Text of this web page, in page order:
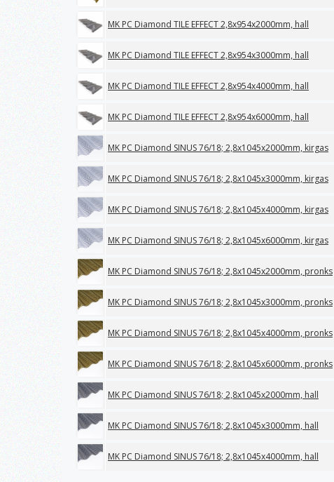
MK PC Diamond TILE EFFECT 2,8x954x2000mm, hall
MK PC Diamond TILE EFFECT 2,8x954x3000mm, hall
MK PC Diamond TILE EFFECT 2,8x954x4000mm, hall
MK PC Diamond TILE EFFECT 2,8x954x6000mm, hall
MK PC Diamond SINUS 76/18; 2,8x1045x2000mm, kirgas
MK PC Diamond SINUS 76/18; 2,8x1045x3000mm, kirgas
MK PC Diamond SINUS 76/18; 2,8x1045x4000mm, kirgas
MK PC Diamond SINUS 76/18; 2,8x1045x6000mm, kirgas
MK PC Diamond SINUS 76/18; 2,8x1045x2000mm, pronks
MK PC Diamond SINUS 76/18; 2,8x1045x3000mm, pronks
MK PC Diamond SINUS 76/18; 2,8x1045x4000mm, pronks
MK PC Diamond SINUS 76/18; 2,8x1045x6000mm, pronks
MK PC Diamond SINUS 76/18; 2,8x1045x2000mm, hall
MK PC Diamond SINUS 76/18; 2,8x1045x3000mm, hall
MK PC Diamond SINUS 76/18; 2,8x1045x4000mm, hall